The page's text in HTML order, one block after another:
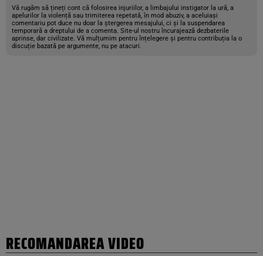
Vă rugăm să țineți cont că folosirea injuriilor, a limbajului instigator la ură, a
apelurilor la violență sau trimiterea repetată, în mod abuziv, a aceluiași
comentariu pot duce nu doar la ștergerea mesajului, ci și la suspendarea
temporară a dreptului de a comenta. Site-ul nostru încurajează dezbaterile
aprinse, dar civilizate. Vă mulțumim pentru înțelegere și pentru contribuția la o
discuție bazată pe argumente, nu pe atacuri.
RECOMANDAREA VIDEO